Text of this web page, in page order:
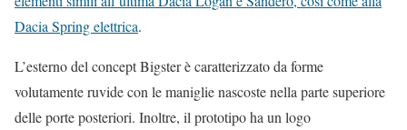
Dacia Spring elettrica.
L’esterno del concept Bigster è caratterizzato da forme
volutamente ruvide con le maniglie nascoste nella parte superiore
delle porte posteriori. Inoltre, il prototipo ha un logo